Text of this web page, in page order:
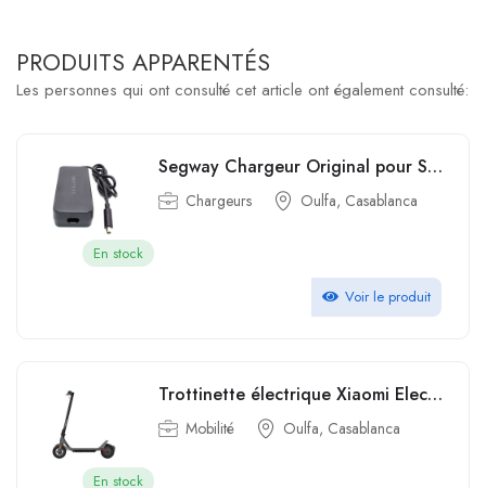
PRODUITS APPARENTÉS
Les personnes qui ont consulté cet article ont également consulté:
Segway Chargeur Original pour Scooter électrique trottinette Ninebot 42V 2A 71W
Chargeurs Oulfa, Casablanca
En stock
Voir le produit
Trottinette électrique Xiaomi Electric Scooter 4 Lite 2nd Gen 300 W Noir
Mobilité Oulfa, Casablanca
En stock